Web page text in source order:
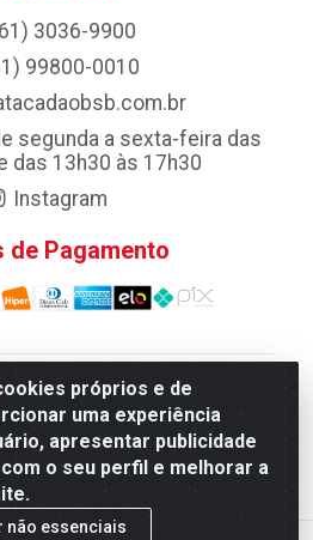
próprios e de
uma experiência
apresentar publicidade
o seu perfil e melhorar a
não essenciais
3036-9900
99800-0010
segunda a sexta-feira das
das 13h30 às 17h30
Instagram
de Pagamento
F. Pereira Queiroz Comercio e
Qi 10 Lotes 39 e, 41 - Setor
Brasília/DF - CEP 72.135-100 -
0001-80